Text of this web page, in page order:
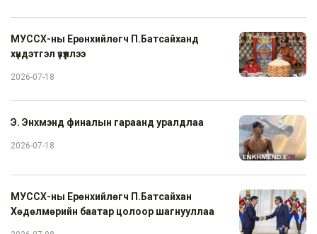
МУССХ-ны Ерөнхийлөгч П.Батсайханд
хүндэтгэл үзүүллээ
2026-07-18
Э. Энхмэнд финалын гараанд уралдлаа
2026-07-18
МУССХ-ны Ерөнхийлөгч П.Батсайхан
Хөдөлмөрийн баатар цолоор шагнууллаа